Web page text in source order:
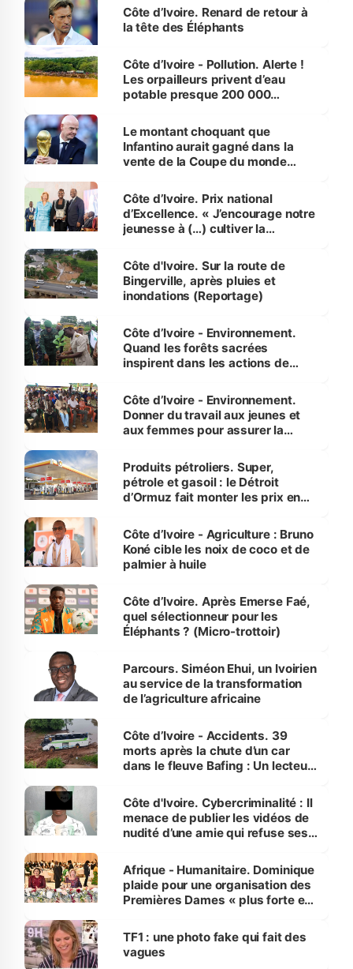
Côte d’Ivoire. Renard de retour à
la tête des Éléphants
Côte d’Ivoire - Pollution. Alerte !
Les orpailleurs privent d’eau
potable presque 200 000
Le montant choquant que
Infantino aurait gagné dans la
vente de la Coupe du monde
Côte d’Ivoire. Prix national
d’Excellence. « J’encourage notre
jeunesse à (…) cultiver la
(Alassane Ouattara
Côte d'Ivoire. Sur la route de
Bingerville, après pluies et
inondations (Reportage)
Côte d’Ivoire - Environnement.
Quand les forêts sacrées
inspirent dans les actions de
Côte d’Ivoire - Environnement.
Donner du travail aux jeunes et
aux femmes pour assurer la
menacées
Produits pétroliers. Super,
pétrole et gasoil : le Détroit
d’Ormuz fait monter les prix en
Côte d’Ivoire - Agriculture : Bruno
Koné cible les noix de coco et de
palmier à huile
Côte d’Ivoire. Après Emerse Faé,
quel sélectionneur pour les
Éléphants ? (Micro-trottoir)
Parcours. Siméon Ehui, un Ivoirien
au service de la transformation
de l’agriculture africaine
Côte d’Ivoire - Accidents. 39
morts après la chute d’un car
dans le fleuve Bafing : Un lecteur
des Transports
Côte d'Ivoire. Cybercriminalité : Il
menace de publier les vidéos de
nudité d’une amie qui refuse ses
Afrique - Humanitaire. Dominique
plaide pour une organisation des
Premières Dames « plus forte et
sur la scène internationale »
TF1 : une photo fake qui fait des
vagues